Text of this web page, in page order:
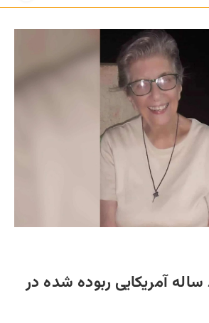
آزادی راهبه ۸۳ ساله آمریکایی ربوده شده در